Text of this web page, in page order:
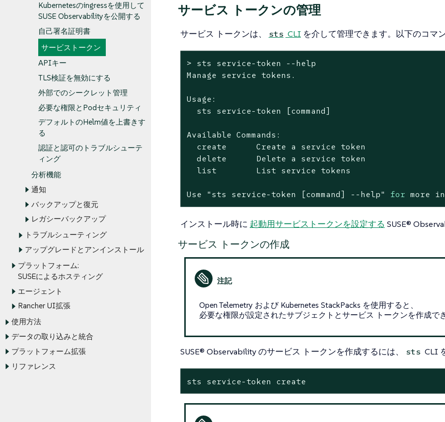
Kubernetesのingressを使用して
SUSE Observabilityを公開する
自己署名証明書
サービストークン
APIキー
TLS検証を無効にする
外部でのシークレット管理
必要な権限とPodセキュリティ
デフォルトのHelm値を上書きす
る
認証と認可のトラブルシューテ
ィング
分析機能
通知
バックアップと復元
レガシーバックアップ
トラブルシューティング
アップグレードとアンインストール
プラットフォーム:
SUSEによるホスティング
エージェント
Rancher UI拡張
使用方法
データの取り込みと統合
プラットフォーム拡張
リファレンス
サービス トークンの管理
サービス トークンは、 sts CLIを介して管理できます。以下のコマ
> sts service-token -- help
Manage service tokens.
Usage:
  sts service-token [
command]
Available Commands:
  create      Create a service token
  delete      Delete a service token
  list        List service tokens
Use "sts service-token [command] --help" for more
インストール時に 起動用サービストークンを設定する SUSE®
サービス トークンの作成
Open Telemetry および Kubernetes StackPacks を使用すると、
必要な権限が設定されたサブジェクトとサービス トークンを作成で
SUSE® Observability のサービス トークンを作成するには、 sts CLI
sts service-token create